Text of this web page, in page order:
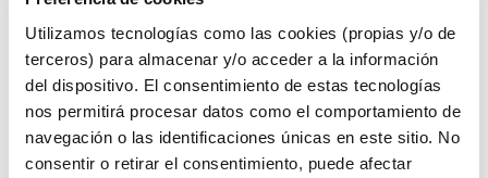
Utilizamos tecnologías como las cookies (propias y/o de
terceros) para almacenar y/o acceder a la información
del dispositivo. El consentimiento de estas tecnologías
nos permitirá procesar datos como el comportamiento de
navegación o las identificaciones únicas en este sitio. No
consentir o retirar el consentimiento, puede afectar